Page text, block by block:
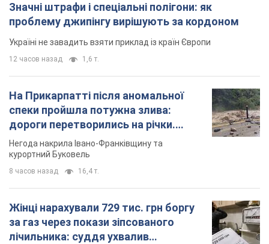
Значні штрафи і спеціальні полігони: як
проблему джипінгу вирішують за кордоном
Україні не завадить взяти приклад із країн Європи
12 часов назад 1,6 т.
На Прикарпатті після аномальної
спеки пройшла потужна злива:
дороги перетворились на річки.
Відео
Негода накрила Івано-Франківщину та
курортний Буковель
8 часов назад 16,4 т.
Жінці нарахували 729 тис. грн боргу
за газ через покази зіпсованого
лічильника: суддя ухвалив